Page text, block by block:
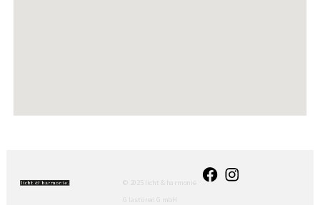
© 2025 licht & harmonie
Glastüren GmbH